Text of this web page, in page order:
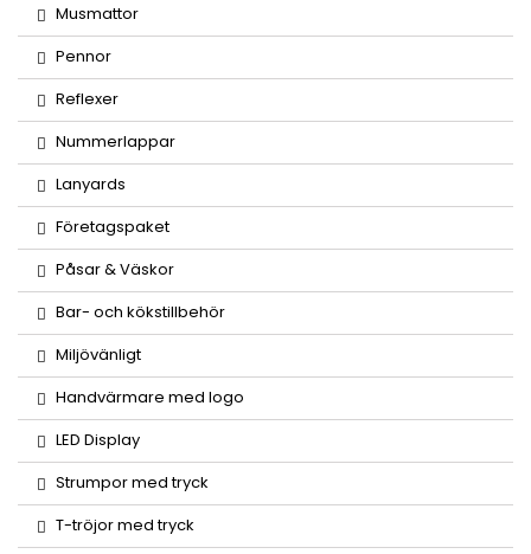
Musmattor
Pennor
Reflexer
Nummerlappar
Lanyards
Företagspaket
Påsar & Väskor
Bar- och kökstillbehör
Miljövänligt
Handvärmare med logo
LED Display
Strumpor med tryck
T-tröjor med tryck